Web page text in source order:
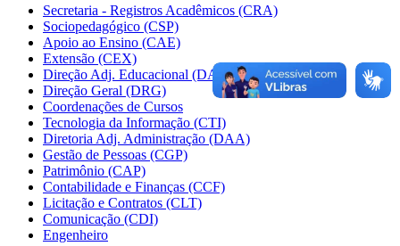
Secretaria - Registros Acadêmicos (CRA)
Sociopedagógico (CSP)
Apoio ao Ensino (CAE)
Extensão (CEX)
Direção Adj. Educacional (DAE)
Direção Geral (DRG)
Coordenações de Cursos
Tecnologia da Informação (CTI)
Diretoria Adj. Administração (DAA)
Gestão de Pessoas (CGP)
Patrimônio (CAP)
Contabilidade e Finanças (CCF)
Licitação e Contratos (CLT)
Comunicação (CDI)
Engenheiro